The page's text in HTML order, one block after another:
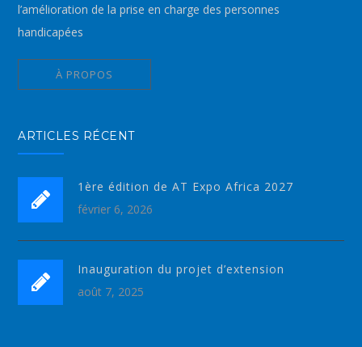
l’amélioration de la prise en charge des personnes
handicapées
À PROPOS
ARTICLES RÉCENT
1ère édition de AT Expo Africa 2027
février 6, 2026
Inauguration du projet d’extension
août 7, 2025